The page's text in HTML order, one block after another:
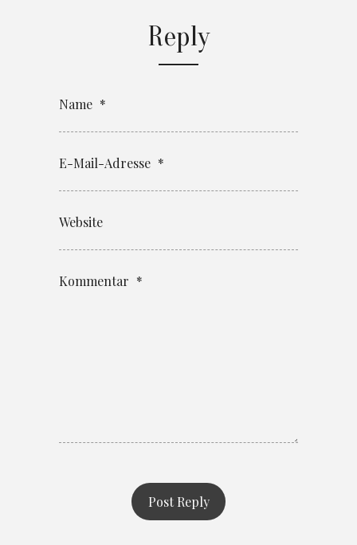
Reply
Name *
E-Mail-Adresse *
Website
Kommentar *